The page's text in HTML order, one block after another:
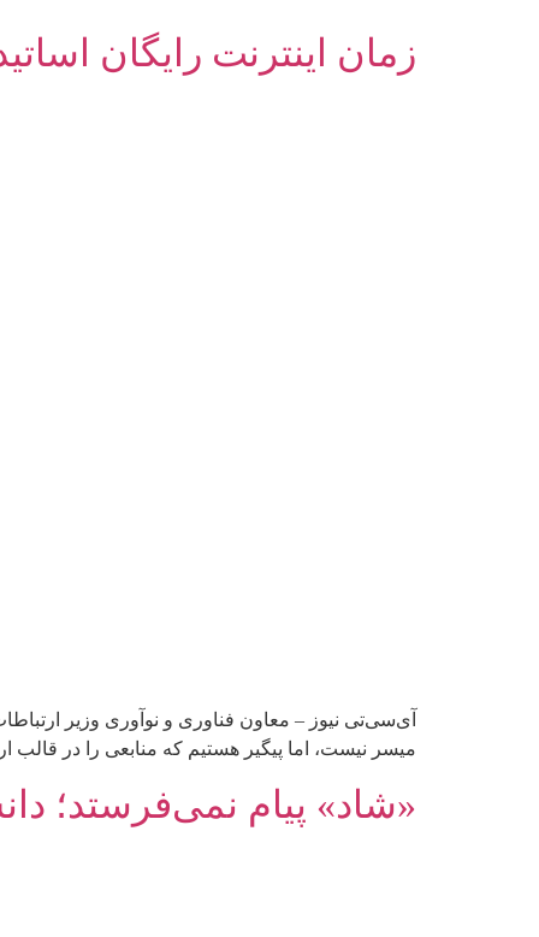
زمان اینترنت رایگان
آی‌سی‌تی نیوز – معاون فناوری و نوآوری وزیر
میسر نیست، اما پیگیر هستیم که منابعی را در قالب
‌«شاد» پیام نمی‌فرستد؛